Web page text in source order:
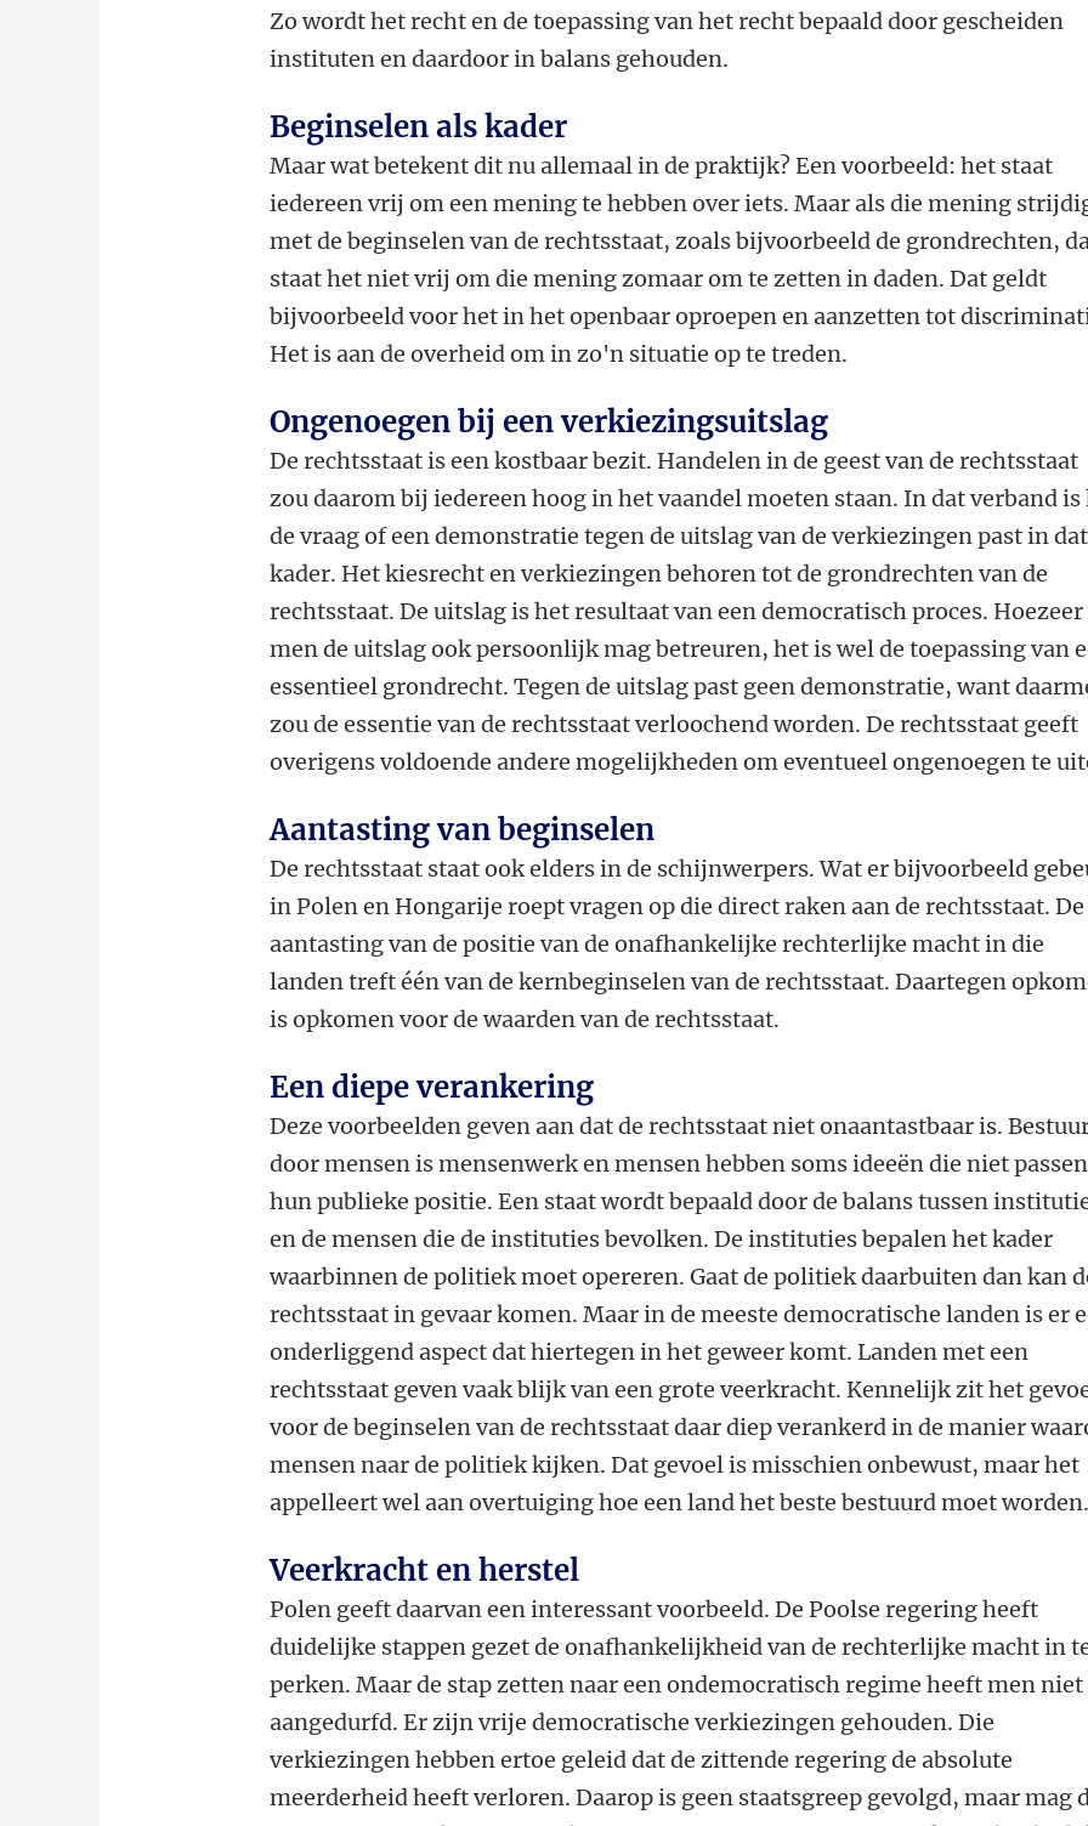
Zo wordt het recht en de toepassing van het recht bepaald door gescheiden
instituten en daardoor in balans gehouden.
Beginselen als kader
Maar wat betekent dit nu allemaal in de praktijk? Een voorbeeld: het staat
iedereen vrij om een mening te hebben over iets. Maar als die mening
met de beginselen van de rechtsstaat, zoals bijvoorbeeld de grondrechten,
staat het niet vrij om die mening zomaar om te zetten in daden. Dat geldt
bijvoorbeeld voor het in het openbaar oproepen en aanzetten tot
Het is aan de overheid om in zo'n situatie op te treden.
Ongenoegen bij een verkiezingsuitslag
De rechtsstaat is een kostbaar bezit. Handelen in de geest van de rechtsstaat
zou daarom bij iedereen hoog in het vaandel moeten staan. In dat verband is
de vraag of een demonstratie tegen de uitslag van de verkiezingen past in dat
kader. Het kiesrecht en verkiezingen behoren tot de grondrechten van de
rechtsstaat. De uitslag is het resultaat van een democratisch proces. Hoezeer
men de uitslag ook persoonlijk mag betreuren, het is wel de toepassing van
essentieel grondrecht. Tegen de uitslag past geen demonstratie, want
zou de essentie van de rechtsstaat verloochend worden. De rechtsstaat geeft
overigens voldoende andere mogelijkheden om eventueel ongenoegen te
Aantasting van beginselen
De rechtsstaat staat ook elders in de schijnwerpers. Wat er bijvoorbeeld
in Polen en Hongarije roept vragen op die direct raken aan de rechtsstaat. De
aantasting van de positie van de onafhankelijke rechterlijke macht in die
landen treft één van de kernbeginselen van de rechtsstaat. Daartegen
is opkomen voor de waarden van de rechtsstaat.
Een diepe verankering
Deze voorbeelden geven aan dat de rechtsstaat niet onaantastbaar is.
door mensen is mensenwerk en mensen hebben soms ideeën die niet
hun publieke positie. Een staat wordt bepaald door de balans tussen
en de mensen die de instituties bevolken. De instituties bepalen het kader
waarbinnen de politiek moet opereren. Gaat de politiek daarbuiten dan kan
rechtsstaat in gevaar komen. Maar in de meeste democratische landen is er
onderliggend aspect dat hiertegen in het geweer komt. Landen met een
rechtsstaat geven vaak blijk van een grote veerkracht. Kennelijk zit het
voor de beginselen van de rechtsstaat daar diep verankerd in de manier
mensen naar de politiek kijken. Dat gevoel is misschien onbewust, maar het
appelleert wel aan overtuiging hoe een land het beste bestuurd moet worden.
Veerkracht en herstel
Polen geeft daarvan een interessant voorbeeld. De Poolse regering heeft
duidelijke stappen gezet de onafhankelijkheid van de rechterlijke macht in
perken. Maar de stap zetten naar een ondemocratisch regime heeft men niet
aangedurfd. Er zijn vrije democratische verkiezingen gehouden. Die
verkiezingen hebben ertoe geleid dat de zittende regering de absolute
meerderheid heeft verloren. Daarop is geen staatsgreep gevolgd, maar mag